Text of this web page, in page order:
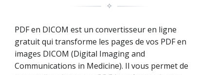
✧
PDF en DICOM est un convertisseur en ligne
gratuit qui transforme les pages de vos PDF en
images DICOM (Digital Imaging and
Communications in Medicine). Il vous permet de